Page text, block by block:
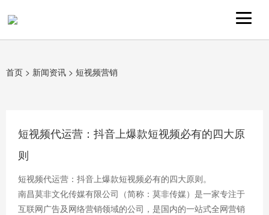
首页 > 新闻资讯 > 短视频营销
短视频代运营：抖音上爆款短视频必有的四大原
则
短视频代运营：抖音上爆款短视频必有的四大原则。
南昌莫非文化传媒有限公司（简称：莫非传媒）是一家专注于
互联网广告及网络营销领域的公司，是国内的一站式全网营销